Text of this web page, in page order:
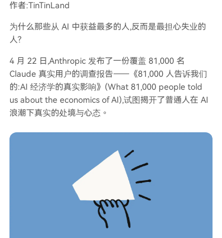
人认为收益归于自己，表现为任务更快、能做更多
事、拥有更多自由时间。然而，有10%的人感到红
利被雇主或客户“收割”。职场新人中仅60%认为自
升？** 生产力提升主要体现在“工作范围扩展”（4
8%）和“速度提升”（40%）。许多人表示AI让他们
做到了以前做不到的事，例如非技术人员进行全栈
开发。 * **一个矛盾现象：** 研究揭示了一个值得
关注的矛盾：**从AI中获得最大效率提升的人，反
总结：** 调查表明，AI正在真实地赋能各收入阶层
的劳动者，拓展其能力边界。但与此同时，AI介入
越深的职业，从业者的不安全感也越强，尤其是职
场新人。尽管存在样本偏差等局限，但八万多名用
户表达的经济焦虑本身已是一个强烈的信号。
作者:TinTinLand
为什么那些从 AI 中获益最多的人,反而是最担心失业的
人?
4 月 22 日,Anthropic 发布了一份覆盖 81,000 名
Claude 真实用户的调查报告——《81,000 人告诉我们
的:AI 经济学的真实影响》(What 81,000 people told
us about the economics of AI),试图揭开了普通人在 AI
浪潮下真实的处境与心态。